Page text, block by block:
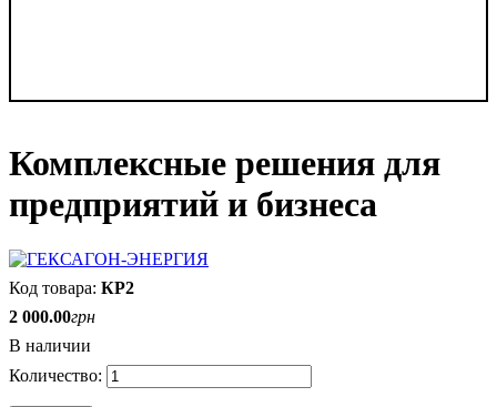
Комплексные решения для
предприятий и бизнеса
КР2
2 000.00грн
В наличии